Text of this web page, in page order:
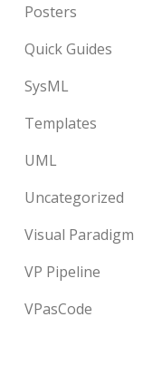
Posters
Quick Guides
SysML
Templates
UML
Uncategorized
Visual Paradigm
VP Pipeline
VPasCode